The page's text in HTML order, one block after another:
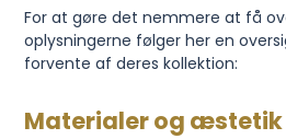
For at gøre det nemmere at få
oplysningerne følger her en
forvente af deres kollektion:
Materialer og æstetik